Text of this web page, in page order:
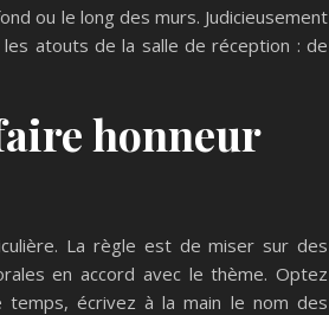
ou le long des murs. Judicieusement
atouts de la salle de réception : de
honneur
La règle est de miser sur des
en accord avec le thème. Optez
temps, écrivez à la main le nom des